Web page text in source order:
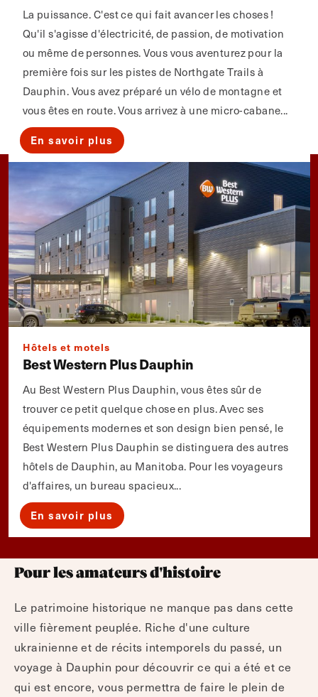
La puissance. C'est ce qui fait avancer les choses !
Qu'il s'agisse d'électricité, de passion, de motivation
ou même de personnes. Vous vous aventurez pour la
première fois sur les pistes de Northgate Trails à
Dauphin. Vous avez préparé un vélo de montagne et
vous êtes en route. Vous arrivez à une micro-cabane...
En savoir plus
Hôtels et motels
Best Western Plus Dauphin
Au Best Western Plus Dauphin, vous êtes sûr de
trouver ce petit quelque chose en plus. Avec ses
équipements modernes et son design bien pensé, le
Best Western Plus Dauphin se distinguera des autres
hôtels de Dauphin, au Manitoba. Pour les voyageurs
d'affaires, un bureau spacieux...
En savoir plus
Pour les amateurs d'histoire
Le patrimoine historique ne manque pas dans cette
ville fièrement peuplée. Riche d'une culture
ukrainienne et de récits intemporels du passé, un
voyage à Dauphin pour découvrir ce qui a été et ce
qui est encore, vous permettra de faire le plein de